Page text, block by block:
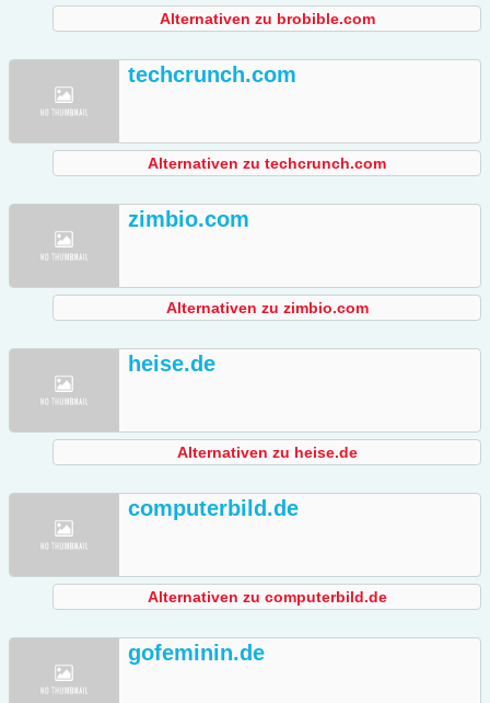
Alternativen zu brobible.com
techcrunch.com
Alternativen zu techcrunch.com
zimbio.com
Alternativen zu zimbio.com
heise.de
Alternativen zu heise.de
computerbild.de
Alternativen zu computerbild.de
gofeminin.de